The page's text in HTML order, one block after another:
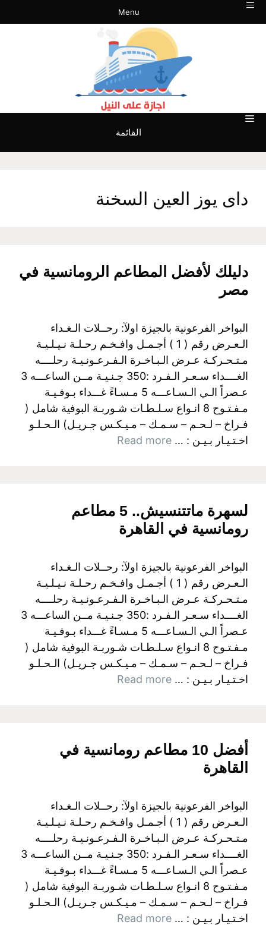
انتقل
إلى
Menu
القائمة
داى يوز العين السخنة
دليلك لأفضل المطاعم الرومانسية في
مصر
البواخر الفرعونية بالجيزة اولآ: رحــلات الـغـداء
الـعـرض رقم ( 1 ) أجـمـل وافـخـم رحـلـة نـيـلـيـة
مـتـحـركـة عـرض الـبـاخـرة الـفـرعـونـيـة رحلــــه
الغــــداء سـعـر الـفـرد :350 جـنـيـة مــن الساعـــه 3
عـصراً الـي الـسـاعـــه 5 مـسـاءً غـــداء بـوفـيـة
مـفـتـوح 8 انـواع سـلـطـات شـوربـة البوفية شامل (
فـراخ – لـحـم – سـمـك – مـيـكـس جـريـل) الـحـلـو
اخـتـيـار بـيـن : … Read more
لسهرة ماتتنسيش.. 5 مطاعم
رومانسية في القاهرة
البواخر الفرعونية بالجيزة اولآ: رحــلات الـغـداء
الـعـرض رقم ( 1 ) أجـمـل وافـخـم رحـلـة نـيـلـيـة
مـتـحـركـة عـرض الـبـاخـرة الـفـرعـونـيـة رحلــــه
الغــــداء سـعـر الـفـرد :350 جـنـيـة مــن الساعـــه 3
عـصراً الـي الـسـاعـــه 5 مـسـاءً غـــداء بـوفـيـة
مـفـتـوح 8 انـواع سـلـطـات شـوربـة البوفية شامل (
فـراخ – لـحـم – سـمـك – مـيـكـس جـريـل) الـحـلـو
اخـتـيـار بـيـن : … Read more
أفضل 10 مطاعم رومانسية في
القاهرة
البواخر الفرعونية بالجيزة اولآ: رحــلات الـغـداء
الـعـرض رقم ( 1 ) أجـمـل وافـخـم رحـلـة نـيـلـيـة
مـتـحـركـة عـرض الـبـاخـرة الـفـرعـونـيـة رحلــــه
الغــــداء سـعـر الـفـرد :350 جـنـيـة مــن الساعـــه 3
عـصراً الـي الـسـاعـــه 5 مـسـاءً غـــداء بـوفـيـة
مـفـتـوح 8 انـواع سـلـطـات شـوربـة البوفية شامل (
فـراخ – لـحـم – سـمـك – مـيـكـس جـريـل) الـحـلـو
اخـتـيـار بـيـن : … Read more